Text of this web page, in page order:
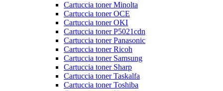
Cartuccia toner Minolta
Cartuccia toner OCE
Cartuccia toner OKI
Cartuccia toner P5021cdn
Cartuccia toner Panasonic
Cartuccia toner Ricoh
Cartuccia toner Samsung
Cartuccia toner Sharp
Cartuccia toner Taskalfa
Cartuccia toner Toshiba